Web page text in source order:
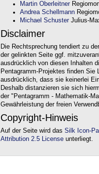
Martin Oberleitner
Andrea Schellmann
Michael Schuster Julius-
Disclaimer
Die Rechtsprechung tendiert zu
der gelinkten Seite ggf.
ausdrücklich von diesen Inhalten
Pentagramm-Projektes finden Sie
ausdrücklich, dass sie keinerlei
Deshalb distanzieren sie sich
der "Pentagramm - Mathematik-
Gewährleistung der freien
Copyright-Hinweis
Auf der Seite wird das Silk Icon-
Attribution 2.5 License unterliegt.